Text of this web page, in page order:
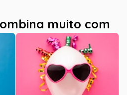
muito com